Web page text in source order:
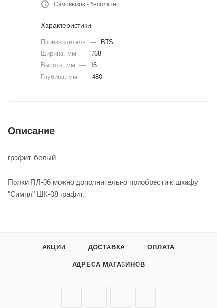
Самовывоз - бесплатно
Характеристики
Производитель —
BTS
Ширина, мм
— 768
Высота, мм
—
16
Глубина, мм
— 480
Описание
графит, белый
Полки ПЛ-06 можно дополнительно приобрести к шкафу
"Симпл" ШК-08 графит.
АКЦИИ ДОСТАВКА ОПЛАТА
АДРЕСА МАГАЗИНОВ